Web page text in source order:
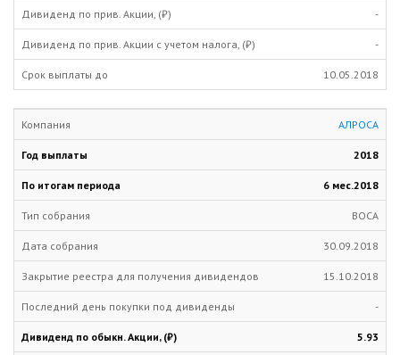
-
-
10.05.2018
АЛРОСА
2018
6 мес.2018
ВОСА
30.09.2018
15.10.2018
-
5.93